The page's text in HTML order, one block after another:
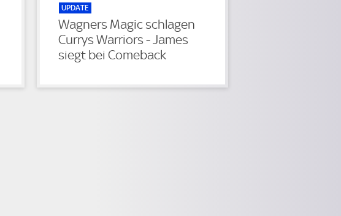
UPDATE
Wagners Magic schlagen
Currys Warriors - James
siegt bei Comeback